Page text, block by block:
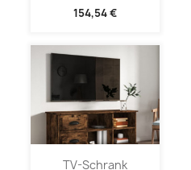
154,54 €
TV-Schrank